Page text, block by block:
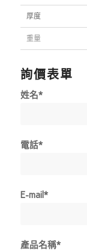
厚度
重量
詢價表單
姓名*
電話*
E-mail*
產品名稱*